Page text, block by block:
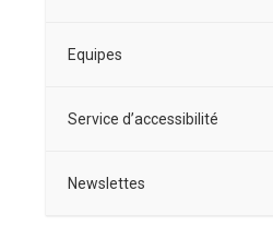
Equipes
Service d’accessibilité
Newslettes